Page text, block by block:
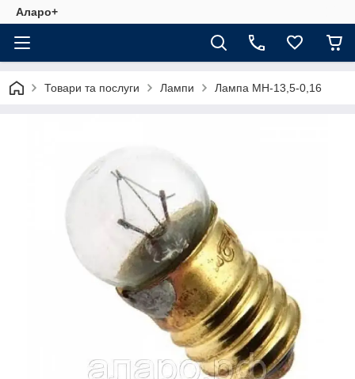
Аларо+
Товари та послуги Лампи Лампа МН-13,5-0,16